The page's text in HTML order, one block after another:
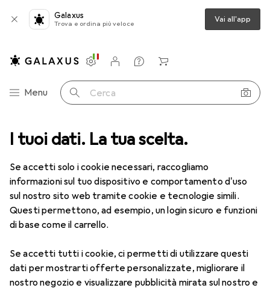
I tuoi dati. La tua scelta.
Se accetti solo i cookie necessari, raccogliamo
informazioni sul tuo dispositivo e comportamento d'uso
sul nostro sito web tramite cookie e tecnologie simili.
Questi permettono, ad esempio, un login sicuro e funzioni
di base come il carrello.
Se accetti tutti i cookie, ci permetti di utilizzare questi
dati per mostrarti offerte personalizzate, migliorare il
nostro negozio e visualizzare pubblicità mirata sul nostro e
Galaxus
Trova e ordina più veloce Vai all'app
Categoria Navigazione
Menu Cerca
Impostazioni
Conto cliente
Liste di confronto
Liste dei desideri
Carrello
Lenti a contatto Air Optix HydraGlyde per l'astigmatismo 6
1 Immagine
Air Optix HydraGlyde per
-7, Obiettivo mensile, 6 pz., Torico
Prezzo in EUR IVA incl.
EUR
47,29 EUR
7,88/1pz.